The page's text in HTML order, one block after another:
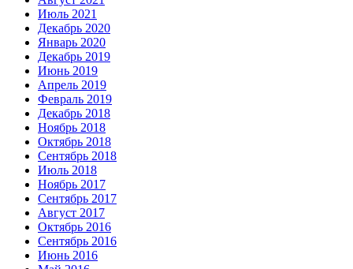
Июль 2021
Декабрь 2020
Январь 2020
Декабрь 2019
Июнь 2019
Апрель 2019
Февраль 2019
Декабрь 2018
Ноябрь 2018
Октябрь 2018
Сентябрь 2018
Июль 2018
Ноябрь 2017
Сентябрь 2017
Август 2017
Октябрь 2016
Сентябрь 2016
Июнь 2016